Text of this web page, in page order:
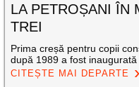
LA PETROȘANI ÎN
TREI
Prima creșă pentru copii
după 1989 a fost
CITEȘTE MAI DEPARTE